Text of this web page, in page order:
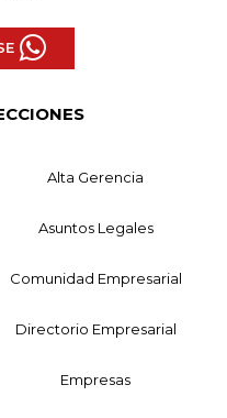
Alta Gerencia
Asuntos Legales
Comunidad Empresarial
Directorio Empresarial
Empresas